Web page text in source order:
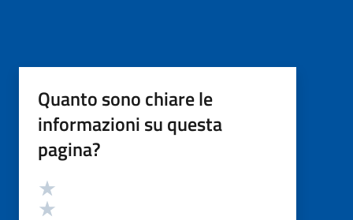
Quanto sono chiare le
informazioni su questa
pagina?
Valutazione